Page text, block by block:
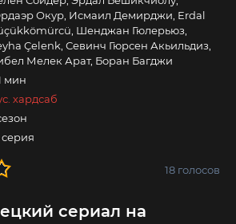
Окур, Исмаил Демирджи, Erdal
Шенджан Гюлерьюз,
Çelenk, Севинч Гюрсен Акьильдиз,
Мелек Арат, Боран Багджи
мин
хардсаб
серия
18 голосов
сериал на